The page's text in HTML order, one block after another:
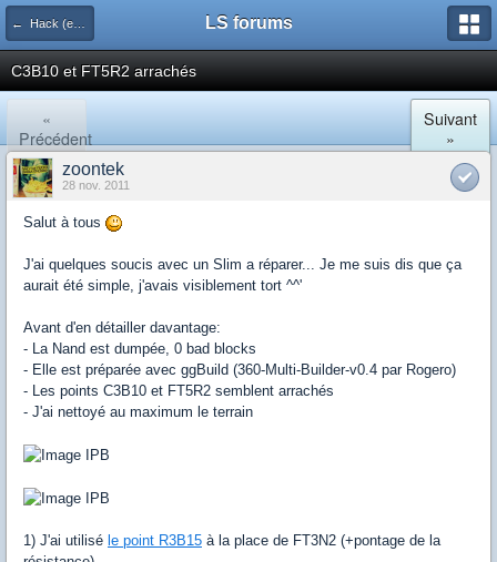
← Hack (exploits, homebrews...) LS forums
C3B10 et FT5R2 arrachés
«
Précédent
Suivant
»
zoontek
28 nov. 2011
Salut à tous
J'ai quelques soucis avec un Slim a réparer... Je me suis dis que ça
aurait été simple, j'avais visiblement tort ^^'
Avant d'en détailler davantage:
- La Nand est dumpée, 0 bad blocks
- Elle est préparée avec ggBuild (360-Multi-Builder-v0.4 par Rogero)
- Les points C3B10 et FT5R2 semblent arrachés
- J'ai nettoyé au maximum le terrain
1) J'ai utilisé le point R3B15 à la place de FT3N2 (+pontage de la